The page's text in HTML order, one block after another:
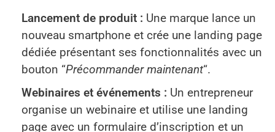
Lancement de produit : Une marque lance un
nouveau smartphone et crée une landing page
dédiée présentant ses fonctionnalités avec un
bouton “Précommander maintenant“.
Webinaires et événements : Un entrepreneur
organise un webinaire et utilise une landing
page avec un formulaire d’inscription et un